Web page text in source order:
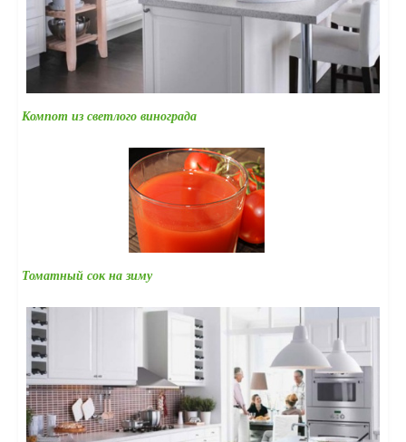
Компот из светлого винограда
Томатный сок на зиму